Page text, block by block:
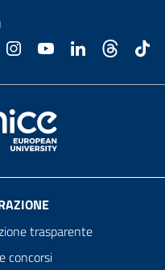
trasparente
concorsi